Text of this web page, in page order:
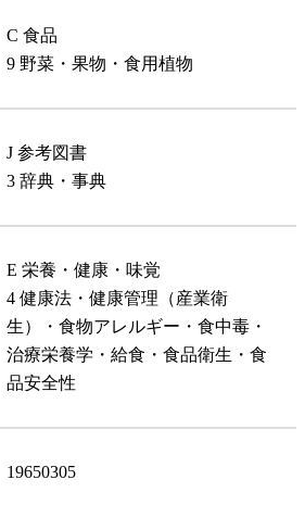
C 食品
9 野菜・果物・食用植物
J 参考図書
3 辞典・事典
E 栄養・健康・味覚
4 健康法・健康管理（産業衛
生）・食物アレルギー・食中毒・
治療栄養学・給食・食品衛生・食
品安全性
19650305